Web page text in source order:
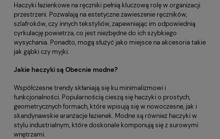
Haczyki łazienkowe na ręczniki pełnią kluczową rolę w organizacji
przestrzeni. Pozwalają na estetyczne zawieszenie ręczników,
szlafroków, czy innych tekstyliów, zapewniając im odpowiednią
cyrkulację powietrza, co jest niezbędne do ich szybkiego
wysychania. Ponadto, mogą służyć jako miejsce na akcesoria takie
jak gąbki czy myjki.
Jakie haczyki są Obecnie modne?
Współczesne trendy skłaniają się ku minimalizmowi i
funkcjonalności. Popularnością cieszą się haczyki o prostych,
geometrycznych formach, które wpisują się w nowoczesne, jak i
skandynawskie aranżacje łazienek. Modne są również haczyki w
stylu industrialnym, które doskonale komponują się z surowymi
wnętrzami.